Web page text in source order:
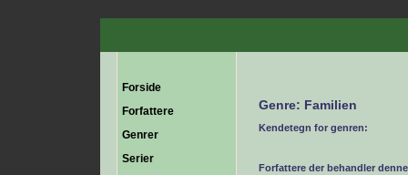
Forside
Forfattere
Genrer
Serier
Genre: Familien
Kendetegn for genren:
Forfattere der behandler